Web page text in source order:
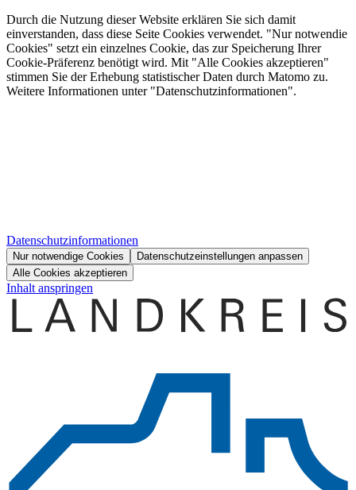
Durch die Nutzung dieser Website erklären Sie sich damit
einverstanden, dass diese Seite Cookies verwendet. "Nur notwendie
Cookies" setzt ein einzelnes Cookie, das zur Speicherung Ihrer
Cookie-Präferenz benötigt wird. Mit "Alle Cookies akzeptieren"
stimmen Sie der Erhebung statistischer Daten durch Matomo zu.
Weitere Informationen unter "Datenschutzinformationen".
Datenschutzinformationen
Nur notwendige Cookies
Datenschutzeinstellungen anpassen
Alle Cookies akzeptieren
Inhalt anspringen